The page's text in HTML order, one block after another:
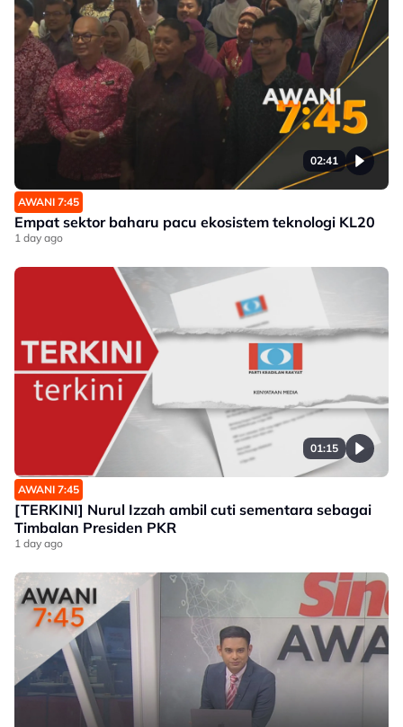
02:41
AWANI 7:45
Empat sektor baharu pacu ekosistem teknologi KL20
1 day ago
01:15
AWANI 7:45
[TERKINI] Nurul Izzah ambil cuti sementara sebagai
Timbalan Presiden PKR
1 day ago